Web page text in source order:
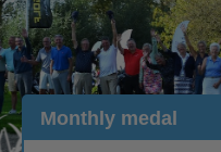
Monthly medal